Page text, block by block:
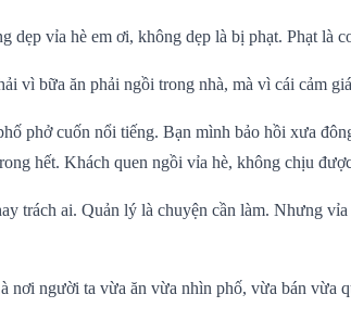
dẹp vỉa hè em ơi, không dẹp là bị phạt. Phạt là
vì bữa ăn phải ngồi trong nhà, mà vì cái cảm
phở cuốn nổi tiếng. Bạn mình bảo hồi xưa
hết. Khách quen ngồi vỉa hè, không chịu
trách ai. Quản lý là chuyện cần làm. Nhưng
nơi người ta vừa ăn vừa nhìn phố, vừa bán vừa